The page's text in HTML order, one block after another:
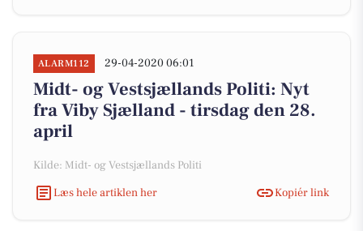
ALARM112 29-04-2020 06:01
Midt- og Vestsjællands Politi: Nyt
fra Viby Sjælland - tirsdag den 28.
april
Kilde: Midt- og Vestsjællands Politi
Læs hele artiklen her
Kopiér link